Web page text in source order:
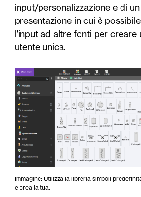
input/personalizzazione e di
presentazione in cui è
l'input ad altre fonti per creare
utente unica.
Immagine: Utilizza la libreria simboli
e crea la tua.